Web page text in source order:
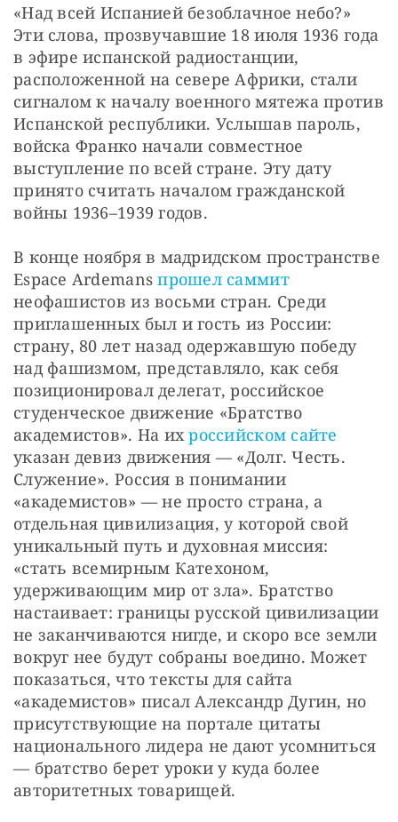
«Над всей Испанией безоблачное небо?»
Эти слова, прозвучавшие 18 июля 1936 года
в эфире испанской радиостанции,
расположенной на севере Африки, стали
сигналом к началу военного мятежа против
Испанской республики. Услышав пароль,
войска Франко начали совместное
выступление по всей стране. Эту дату
принято считать началом гражданской
войны 1936–1939 годов.
В конце ноября в мадридском пространстве
Espace Ardemans прошел саммит
неофашистов из восьми стран. Среди
приглашенных был и гость из России:
страну, 80 лет назад одержавшую победу
над фашизмом, представляло, как себя
позиционировал делегат, российское
студенческое движение «Братство
академистов». На их российском сайте
указан девиз движения — «Долг. Честь.
Служение». Россия в понимании
«академистов» — не просто страна, а
отдельная цивилизация, у которой свой
уникальный путь и духовная миссия:
«стать всемирным Катехоном,
удерживающим мир от зла». Братство
настаивает: границы русской цивилизации
не заканчиваются нигде, и скоро все земли
вокруг нее будут собраны воедино. Может
показаться, что тексты для сайта
«академистов» писал Александр Дугин, но
присутствующие на портале цитаты
национального лидера не дают усомниться
— братство берет уроки у куда более
авторитетных товарищей.